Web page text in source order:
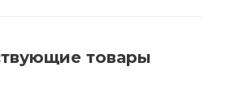
товары